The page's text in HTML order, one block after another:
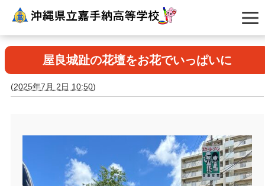
屋良城趾の花壇をお花でいっぱいに
(2025年7月 2日 10:50)